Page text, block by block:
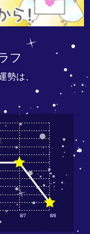
フ
勢は、
8/7 8/8